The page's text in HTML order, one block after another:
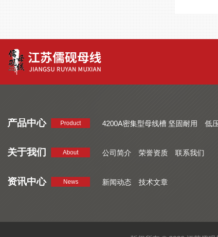
产品中心 Product 4200A密集型母线槽 坚固耐用
低
关于我们 About 公司简介 荣誉资质 联系我们
资讯中心 News 新闻动态 技术文章